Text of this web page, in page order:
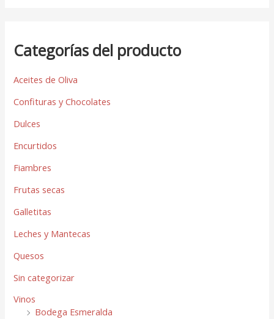
Categorías del producto
Aceites de Oliva
Confituras y Chocolates
Dulces
Encurtidos
Fiambres
Frutas secas
Galletitas
Leches y Mantecas
Quesos
Sin categorizar
Vinos
Bodega Esmeralda